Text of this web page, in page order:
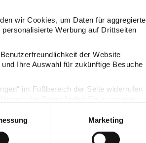
wir Cookies, um Daten für aggregierte
Werbung auf Drittseiten
der Website
Ihre Auswahl für zukünftige Besuche
im Fußbereich der Seite widerrufen
Marketing